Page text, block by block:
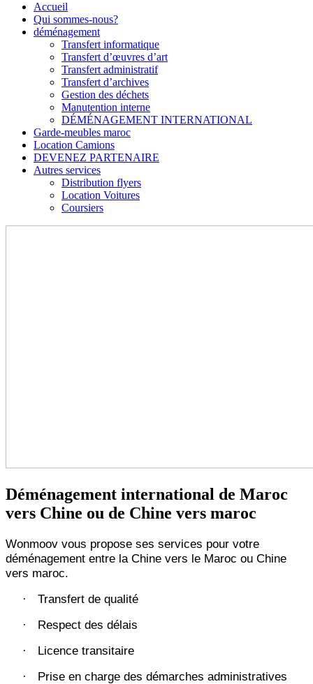
Accueil
Qui sommes-nous?
déménagement
Transfert informatique
Transfert d’œuvres d’art
Transfert administratif
Transfert d’archives
Gestion des déchets
Manutention interne
DÉMÉNAGEMENT INTERNATIONAL
Garde-meubles maroc
Location Camions
DEVENEZ PARTENAIRE
Autres services
Distribution flyers
Location Voitures
Coursiers
Déménagement international de Maroc
vers Chine ou de Chine vers maroc
Wonmoov vous propose ses services pour votre
déménagement entre la Chine vers le Maroc ou Chine
vers maroc.
· Transfert de qualité
· Respect des délais
· Licence transitaire
·
Prise en charge des démarches administratives